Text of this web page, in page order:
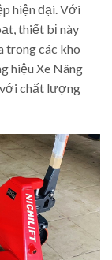
hiện đại. Với
thiết bị này
trong các kho
hiệu Xe Nâng
với chất lượng